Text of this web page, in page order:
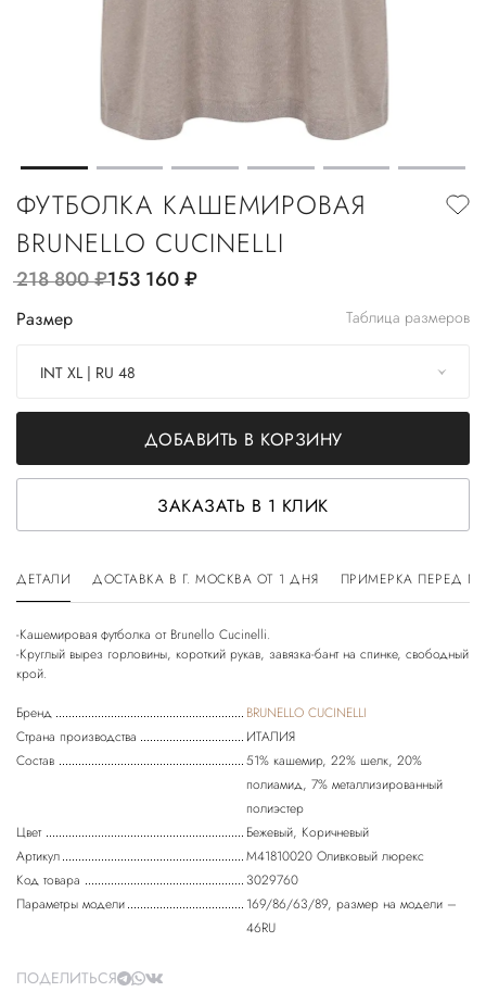
ФУТБОЛКА КАШЕМИРОВАЯ
BRUNELLO CUCINELLI
218 800руб.153 160руб.
Размер Таблица размеров
INT XL | RU 48
ДОБАВИТЬ В КОРЗИНУ
ЗАКАЗАТЬ В 1 КЛИК
ДЕТАЛИ ДОСТАВКА В Г. МОСКВА ОТ 1 ДНЯ ПРИМЕРКА ПЕРЕД
-Кашемировая футболка от Brunello Cucinelli.
-Круглый вырез горловины, короткий рукав, завязка-бант на спинке, свободный
Бренд
BRUNELLO CUCINELLI
Страна производства
ИТАЛИЯ
Состав
51% кашемир, 22% шелк, 20%
полиамид, 7% металлизированный
полиэстер
Цвет
Бежевый, Коричневый
Артикул
M41810020 Оливковый люрекс
Код товара
3029760
Параметры модели
169/86/63/89, размер на модели –
46RU
ПОДЕЛИТЬСЯ